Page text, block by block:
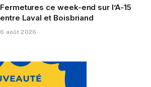
Fermetures ce week-end sur l’A-15
entre Laval et Boisbriand
6 août 2026